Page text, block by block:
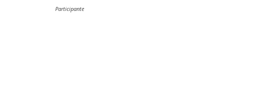
Participante